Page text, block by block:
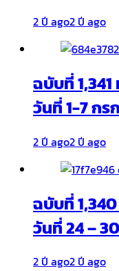
2 ปี ago2 ปี ago
ฉบับที่
วันที่ 1-7 กร
2 ปี ago2 ปี ago
ฉบับที่
วันที่ 24 –
2 ปี ago2 ปี ago